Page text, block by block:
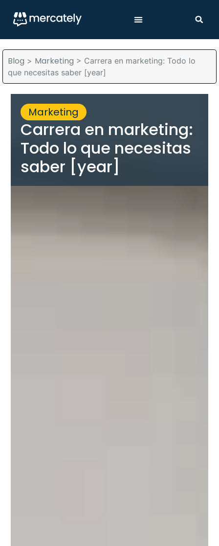
Blog > Marketing > Carrera en marketing: Todo lo
que necesitas saber [year]
Marketing
Carrera en marketing:
Todo lo que necesitas
saber [year]